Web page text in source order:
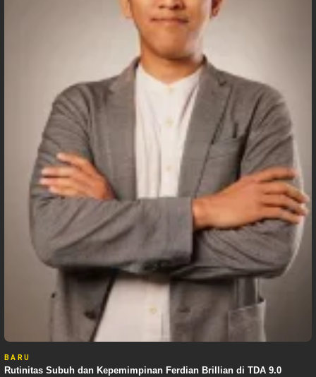
BARU
Rutinitas Subuh dan Kepemimpinan Ferdian Brillian di TDA 9.0